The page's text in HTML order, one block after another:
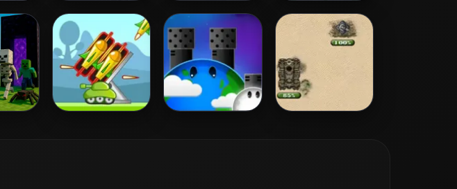
Zombie Attack The Gun club
Shooter
Hold Position 2:
Medieval